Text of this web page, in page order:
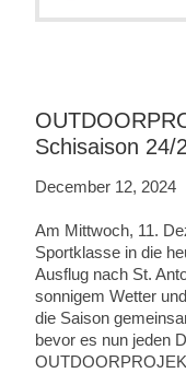
Schisaison 24/
December 12, 2024
Am Mittwoch, 11.
Sportklasse in die
Ausflug nach St.
sonnigem Wetter
die Saison
bevor es nun jeden